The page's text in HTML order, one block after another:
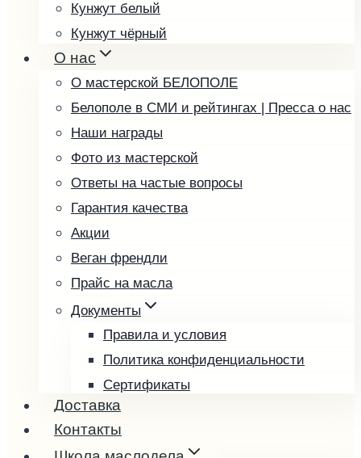
Кунжут белый
Кунжут чёрный
Льняное
Маковое
Миндальное
Облепиховое
Подсолнечное
Расторопша
Редечное
Рыжиковое
Тыквенное
Фундучное
Чиа
Чёрный тмин
Пробные наборы
Подарочные наборы
Подарочные карты
Выбрать подарочную карту
О нас
О мастерской БЕЛОПОЛЕ
Белополе в СМИ и рейтингах | Пресса о нас
Наши награды
Фото из мастерской
Ответы на частые вопросы
Гарантия качества
Акции
Веган френдли
Прайс на масла
Документы
Правила и условия
Политика конфиденциальности
Сертификаты
Возврат и обмен товара
Доставка
Контакты